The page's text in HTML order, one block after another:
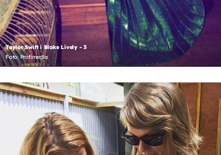
Taylor Swift i Blake Lively - 3
Foto: Profimedia